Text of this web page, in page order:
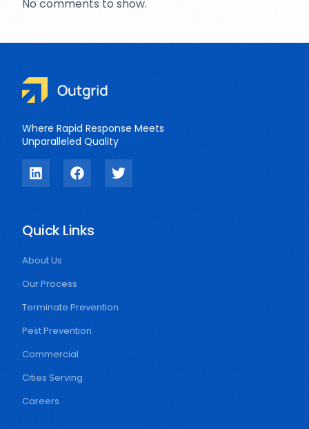
No comments to show.
Where Rapid Response Meets
Unparalleled Quality
Quick Links
About Us
Our Process
Terminate Prevention
Pest Prevention
Commercial
Cities Serving
Careers